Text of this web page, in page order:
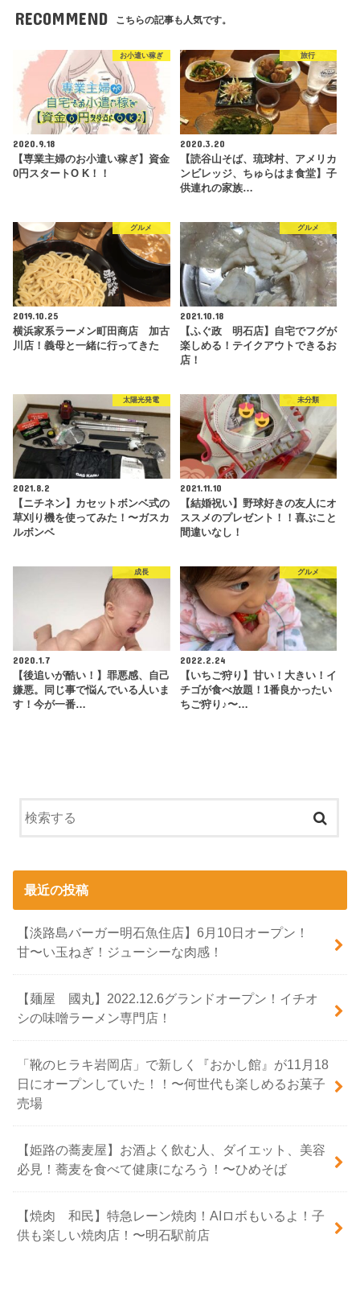
RECOMMEND こちらの記事も人気です。
お小遣い稼ぎ
2020.9.18
【専業主婦のお小遣い稼ぎ】資金
0円スタートO K！！
旅行
2020.3.20
【読谷山そば、琉球村、アメリカ
ンビレッジ、ちゅらはま食堂】子
供連れの家族…
グルメ
2019.10.25
横浜家系ラーメン町田商店 加古
川店！義母と一緒に行ってきた
グルメ
2021.10.18
【ふぐ政 明石店】自宅でフグが
楽しめる！テイクアウトできるお
店！
太陽光発電
2021.8.2
【ニチネン】カセットボンベ式の
草刈り機を使ってみた！〜ガスカ
ルボンベ
未分類
2021.11.10
【結婚祝い】野球好きの友人にオ
ススメのプレゼント！！喜ぶこと
間違いなし！
成長
2020.1.7
【後追いが酷い！】罪悪感、自己
嫌悪。同じ事で悩んでいる人いま
す！今が一番…
グルメ
2022.2.24
【いちご狩り】甘い！大きい！イ
チゴが食べ放題！1番良かったい
ちご狩り♪〜…
最近の投稿
【淡路島バーガー明石魚住店】6月10日オープン！
甘〜い玉ねぎ！ジューシーな肉感！
【麺屋 國丸】2022.12.6グランドオープン！イチオ
シの味噌ラーメン専門店！
「靴のヒラキ岩岡店」で新しく『おかし館』が11月18
日にオープンしていた！！〜何世代も楽しめるお菓子
売場
【姫路の蕎麦屋】お酒よく飲む人、ダイエット、美容
必見！蕎麦を食べて健康になろう！〜ひめそば
【焼肉 和民】特急レーン焼肉！AIロボもいるよ！子
供も楽しい焼肉店！〜明石駅前店